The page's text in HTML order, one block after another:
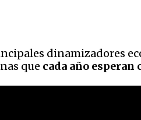
dinamizadores
que cada año esperan